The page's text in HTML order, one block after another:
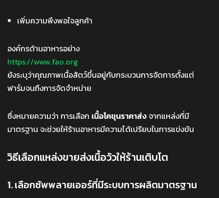
เพิ่มความพึงพอใจลูกค้า
องค์กรด้านอาหารอย่าง
https://www.fao.org
ยังระบุว่าคุณภาพเนื้อสัตว์ขึ้นอยู่กับกระบวนการจัดการตั้งแต่
ฟาร์มจนถึงการจัดจำหน่าย
ซึ่งหมายความว่า การเลือก เนื้อโคขุนราคาส่งจากแหล่งที่มี
มาตรฐาน จะช่วยให้ร้านอาหารมีความได้เปรียบในการแข่งขัน
วิธีเลือกแหล่งขายส่งเนื้อวัวให้ร้านเติบโต
1. เลือกซัพพลายเออร์ที่มีระบบการผลิตมาตรฐาน